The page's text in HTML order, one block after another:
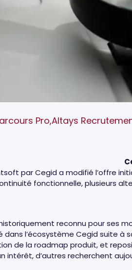
Pro,Altays
par Cegid a modifié l’offre
fonctionnelle, plusieurs
historiquement reconnu pour ses
dans l’écosystème Cegid suite
de la roadmap produit, et
intérêt, d’autres recherchent